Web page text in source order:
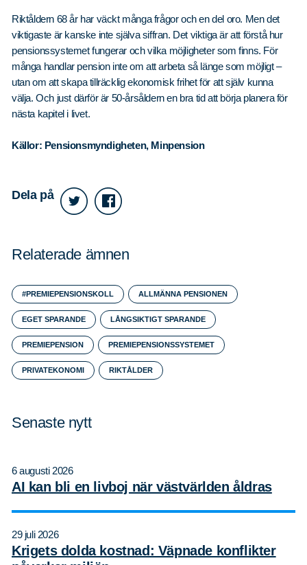
Riktåldern 68 år har väckt många frågor och en del oro. Men det
viktigaste är kanske inte själva siffran. Det viktiga är att förstå hur
pensionssystemet fungerar och vilka möjligheter som finns. För
många handlar pension inte om att arbeta så länge som möjligt –
utan om att skapa tillräcklig ekonomisk frihet för att själv kunna
välja. Och just därför är 50-årsåldern en bra tid att börja planera för
nästa kapitel i livet.
Källor: Pensionsmyndigheten, Minpension
Dela på
Relaterade ämnen
#PREMIEPENSIONSKOLL ALLMÄNNA PENSIONEN
EGET SPARANDE LÅNGSIKTIGT SPARANDE
PREMIEPENSION PREMIEPENSIONSSYSTEMET
PRIVATEKONOMI RIKTÅLDER
Senaste nytt
6 augusti 2026
AI kan bli en livboj när västvärlden åldras
29 juli 2026
Krigets dolda kostnad: Väpnade konflikter
Sök på sidan:Sök
efter: